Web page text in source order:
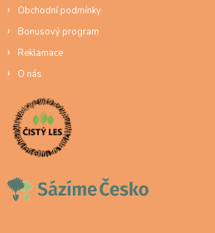
Obchodní podmínky
Bonusový program
Reklamace
O nás